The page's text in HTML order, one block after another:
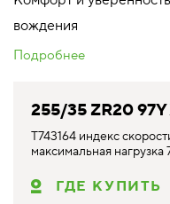
вождения
Подробнее
255/35 ZR20 97Y
T743164 индекс
максимальная нагрузка
ГДЕ КУПИТЬ